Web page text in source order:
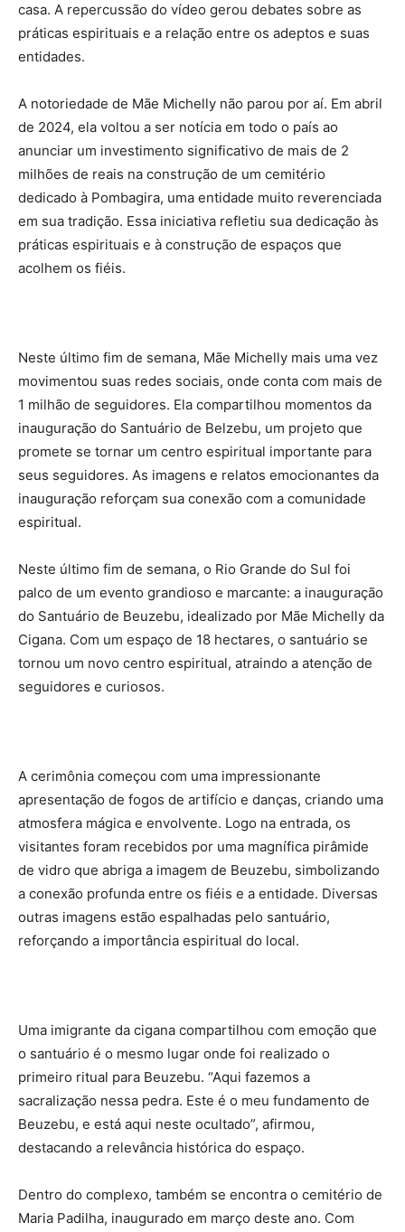
casa. A repercussão do vídeo gerou debates sobre as
práticas espirituais e a relação entre os adeptos e suas
entidades.
A notoriedade de Mãe Michelly não parou por aí. Em abril
de 2024, ela voltou a ser notícia em todo o país ao
anunciar um investimento significativo de mais de 2
milhões de reais na construção de um cemitério
dedicado à Pombagira, uma entidade muito reverenciada
em sua tradição. Essa iniciativa refletiu sua dedicação às
práticas espirituais e à construção de espaços que
acolhem os fiéis.
Neste último fim de semana, Mãe Michelly mais uma vez
movimentou suas redes sociais, onde conta com mais de
1 milhão de seguidores. Ela compartilhou momentos da
inauguração do Santuário de Belzebu, um projeto que
promete se tornar um centro espiritual importante para
seus seguidores. As imagens e relatos emocionantes da
inauguração reforçam sua conexão com a comunidade
espiritual.
Neste último fim de semana, o Rio Grande do Sul foi
palco de um evento grandioso e marcante: a inauguração
do Santuário de Beuzebu, idealizado por Mãe Michelly da
Cigana. Com um espaço de 18 hectares, o santuário se
tornou um novo centro espiritual, atraindo a atenção de
seguidores e curiosos.
A cerimônia começou com uma impressionante
apresentação de fogos de artifício e danças, criando uma
atmosfera mágica e envolvente. Logo na entrada, os
visitantes foram recebidos por uma magnífica pirâmide
de vidro que abriga a imagem de Beuzebu, simbolizando
a conexão profunda entre os fiéis e a entidade. Diversas
outras imagens estão espalhadas pelo santuário,
reforçando a importância espiritual do local.
Uma imigrante da cigana compartilhou com emoção que
o santuário é o mesmo lugar onde foi realizado o
primeiro ritual para Beuzebu. “Aqui fazemos a
sacralização nessa pedra. Este é o meu fundamento de
Beuzebu, e está aqui neste ocultado”, afirmou,
destacando a relevância histórica do espaço.
Dentro do complexo, também se encontra o cemitério de
Maria Padilha, inaugurado em março deste ano. Com